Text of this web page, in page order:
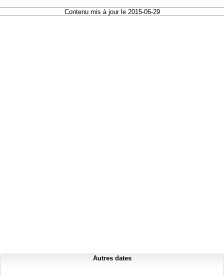
Contenu mis à jour le 2015-06-29
Autres dates